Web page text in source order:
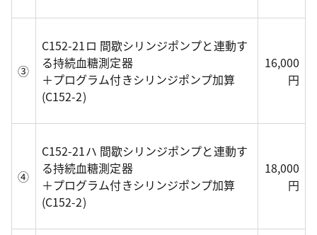
③
C152-21ロ 間歇シリンジポンプと連動す
る持続血糖測定器
＋プログラム付きシリンジポンプ加算
(C152-2)
16,000
円
④
C152-21ハ 間歇シリンジポンプと連動す
る持続血糖測定器
＋プログラム付きシリンジポンプ加算
(C152-2)
18,000
円